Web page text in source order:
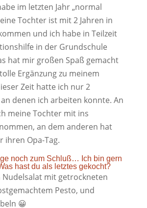
im letzten Jahr „normal
Tochter ist mit 2 Jahren in
und ich habe in Teilzeit
in der Grundschule
hat mir großen Spaß gemacht
Ergänzung zu meinem
Zeit hatte ich nur 2
denen ich arbeiten konnte. An
meine Tochter mit ins
an dem anderen hat
ihren Opa-Tag.
noch zum Schluß… Ich bin gern
hast du als letztes gekocht?
mit getrockneten
Pesto, und
😀